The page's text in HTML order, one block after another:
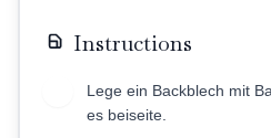
Instructions
Lege ein Backblech mit
es beiseite.